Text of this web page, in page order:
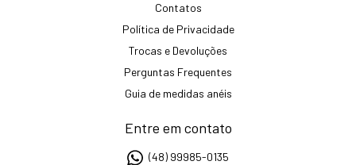
Contatos
Política de Privacidade
Trocas e Devoluções
Perguntas Frequentes
Guia de medidas anéis
Entre em contato
(48) 99985-0135